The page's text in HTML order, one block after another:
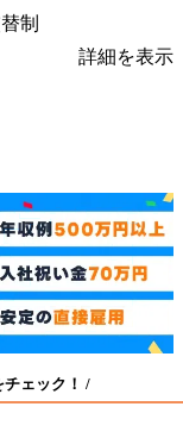
制
詳細を表示
チェック！ /